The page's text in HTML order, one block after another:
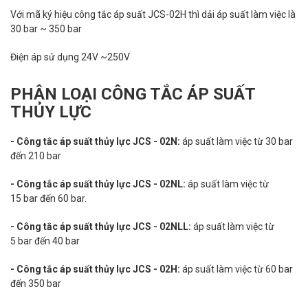
Với mã ký hiệu công tắc áp suất JCS-02H thì dải áp suất làm việc là
30 bar ~ 350 bar
Điện áp sử dụng 24V ~250V
PHÂN LOẠI CÔNG TẮC ÁP SUẤT
THỦY LỰC
- Công tắc áp suất thủy lực JCS - 02N: áp suất làm việc từ 30 bar
đến 210 bar
- Công tắc áp suất thủy lực JCS - 02NL: áp suất làm việc từ
15 bar đến 60 bar.
- Công tắc áp suất thủy lực JCS - 02NLL: áp suất làm việc từ
5 bar đến 40 bar
- Công tắc áp suất thủy lực JCS - 02H: áp suất làm việc từ 60 bar
đến 350 bar